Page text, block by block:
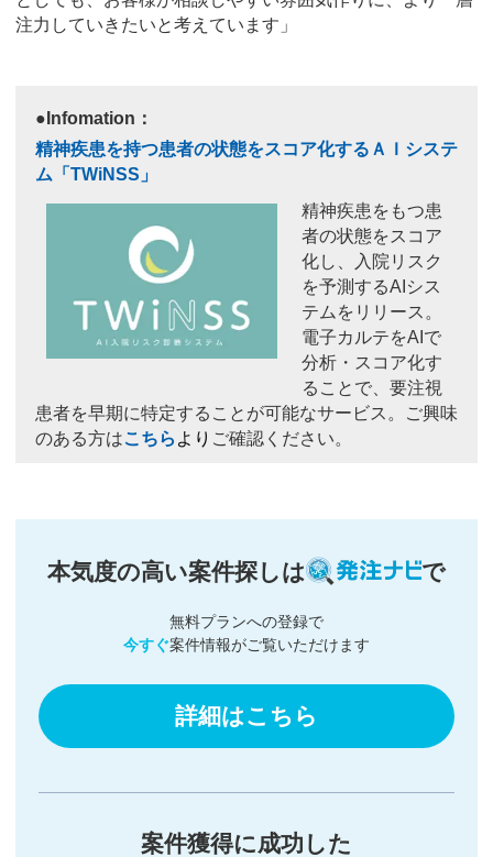
注力していきたいと考えています」
●Infomation：
精神疾患を持つ患者の状態をスコア化するＡＩシステ
ム「TWiNSS」
精神疾患をもつ患
者の状態をスコア
化し、入院リスク
を予測するAIシス
テムをリリース。
電子カルテをAIで
分析・スコア化す
ることで、要注視
患者を早期に特定することが可能なサービス。ご興味
のある方はこちら より ご確認ください。
本気度の高い案件探しは で
無料プランへの登録で
今すぐ案件情報がご覧いただけます
詳細はこちら
案件獲得に成功した